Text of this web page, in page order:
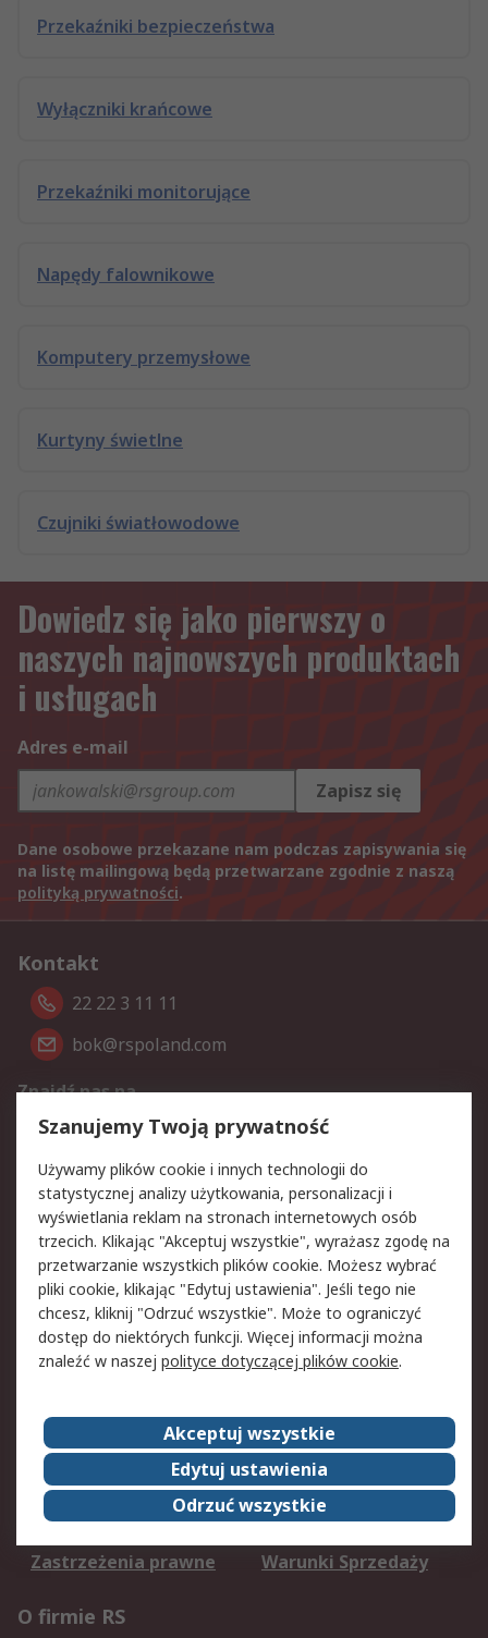
Przekaźniki bezpieczeństwa
Wyłączniki krańcowe
Przekaźniki monitorujące
Napędy falownikowe
Komputery przemysłowe
Kurtyny świetlne
Czujniki światłowodowe
Dowiedz się jako pierwszy o
naszych najnowszych produktach
i usługach
Adres e-mail
Zapisz się
Dane osobowe przekazane nam podczas zapisywania się
na listę mailingową będą przetwarzane zgodnie z naszą
polityką prywatności.
Kontakt
22 22 3 11 11
bok@rspoland.com
Znajdź nas na
Akceptujemy
Usługi
Dostawa
Śledzenie przesyłek
Reklamacje i zwroty
Rejestracja
Aspekty prawne
Bezpieczeństwo e-
maila
Polityka dotycząca
plików cookie
Zastrzeżenia prawne
Warunki Sprzedaży
O firmie RS
Szanujemy Twoją prywatność
Używamy plików cookie i innych technologii do
statystycznej analizy użytkowania, personalizacji i
wyświetlania reklam na stronach internetowych osób
trzecich. Klikając "Akceptuj wszystkie", wyrażasz zgodę na
przetwarzanie wszystkich plików cookie. Możesz wybrać
pliki cookie, klikając "Edytuj ustawienia". Jeśli tego nie
chcesz, kliknij "Odrzuć wszystkie". Może to ograniczyć
dostęp do niektórych funkcji. Więcej informacji można
znaleźć w naszej polityce dotyczącej plików cookie.
Akceptuj wszystkie
Edytuj ustawienia
Odrzuć wszystkie